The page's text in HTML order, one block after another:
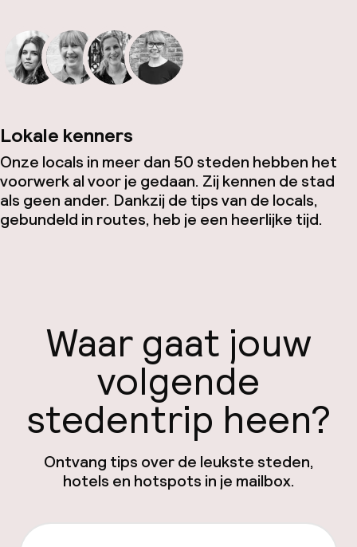
Lokale kenners
Onze locals in meer dan 50 steden hebben het
voorwerk al voor je gedaan. Zij kennen de stad
als geen ander. Dankzij de tips van de locals,
gebundeld in routes, heb je een heerlijke tijd.
Waar gaat jouw
volgende
stedentrip heen?
Ontvang tips over de leukste steden,
hotels en hotspots in je mailbox.